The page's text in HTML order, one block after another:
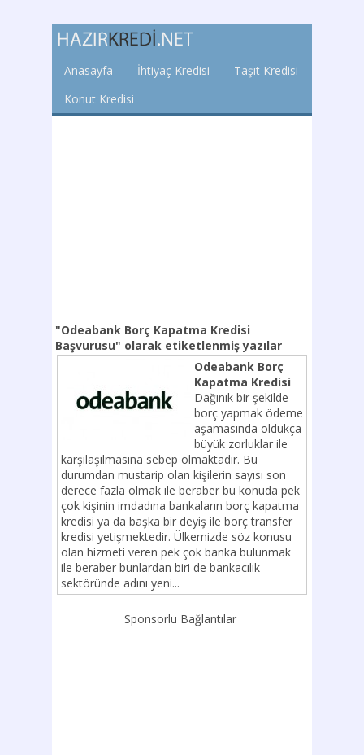
Anasayfa İhtiyaç Kredisi
Taşıt Kredisi
Konut Kredisi
"Odeabank Borç Kapatma Kredisi
Başvurusu" olarak etiketlenmiş yazılar
Odeabank Borç
Kapatma Kredisi
Dağınık bir şekilde
borç yapmak ödeme
aşamasında oldukça
büyük zorluklar ile
karşılaşılmasına sebep olmaktadır. Bu
durumdan mustarip olan kişilerin sayısı son
derece fazla olmak ile beraber bu konuda pek
çok kişinin imdadına bankaların borç kapatma
kredisi ya da başka bir deyiş ile borç transfer
kredisi yetişmektedir. Ülkemizde söz konusu
olan hizmeti veren pek çok banka bulunmak
ile beraber bunlardan biri de bankacılık
sektöründe adını yeni...
Sponsorlu Bağlantılar